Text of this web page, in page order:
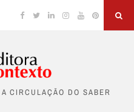
Facebook
TwitterLinkedinInstagram
YouTubePinterest
CIRCULAÇÃO DO SABER